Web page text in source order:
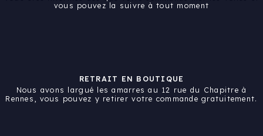
vous pouvez la suivre à tout moment
RETRAIT EN BOUTIQUE
Nous avons largué les amarres au 12 rue du Chapitre à
Rennes, vous pouvez y retirer votre commande gratuitement.